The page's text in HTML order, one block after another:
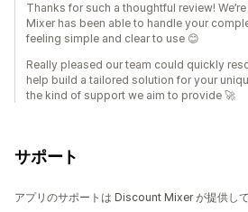
Thanks for such a thoughtful review!
Mixer has been able to handle your
feeling simple and clear to use 😊
Really pleased our team could quickly
help build a tailored solution for your
the kind of support we aim to provide 🚀
サポート
アプリのサポートは Discount Mixer が提供して